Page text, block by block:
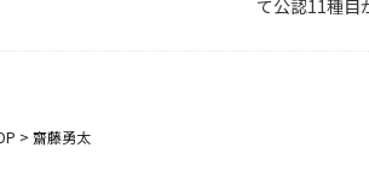
て公認11種
> 齋藤勇太